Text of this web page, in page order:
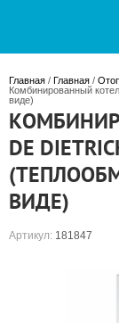
Главная / Главная /
Комбинированный
виде)
DE
ВИДЕ)
Артикул: 181847